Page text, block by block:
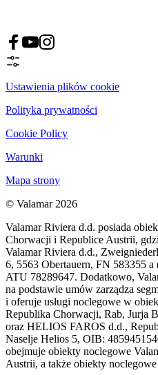
Ustawienia plików cookie
Polityka prywatności
Cookie Policy
Warunki
Mapa strony
© Valamar 2026
Valamar Riviera d.d. posiada
Chorwacji i Republice Austrii,
Valamar Riviera d.d.,
6, 5563 Obertauern, FN 583355
ATU 78289647. Dodatkowo,
na podstawie umów zarządza
i oferuje usługi noclegowe w
Republika Chorwacji, Rab, Jurja
oraz HELIOS FAROS d.d.,
Naselje Helios 5, OIB:
obejmuje obiekty noclegowe
Austrii, a także obiekty